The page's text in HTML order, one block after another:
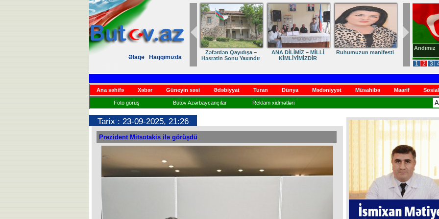
Əlaqə
Haqqımızda
1 2 3
Andımız
Zəfərdən Qayıdışa –
Həsrətin Sonu Yaxındır
ANA DİLİMİZ – MİLLİ
KİMLİYİMİZDİR
Ruhumuzun manifesti
Ana səhifə Xəbər Güneyin səsi Ədəbiyyat Turan Dünya Mədəniyyət Müsahibə Maarif
Foto görüş Bütöv Azərbaycançılar Reklam xidmətləri
Tarix : 23-09-2025, 21:26
Prezident Mitsotakis ilə görüşdü